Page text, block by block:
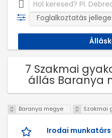
Foglalkoztatás jellege
7 Szakmai
állás Baranya
Baranya megye Szakmai
Irodai munkatárs